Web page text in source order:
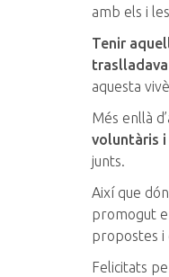
amb els i
Tenir
aquesta
Més enllà
voluntàris
junts.
Així que
promogut
propostes i
Felicitats